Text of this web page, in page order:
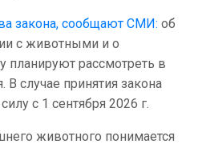
закона, сообщают СМИ: об
с животными и о
планируют рассмотреть в
В случае принятия закона
с 1 сентября 2026 г.
животного понимается